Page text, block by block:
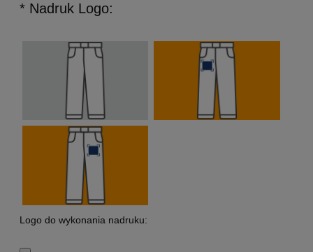
* Nadruk Logo:
Logo do wykonania nadruku: